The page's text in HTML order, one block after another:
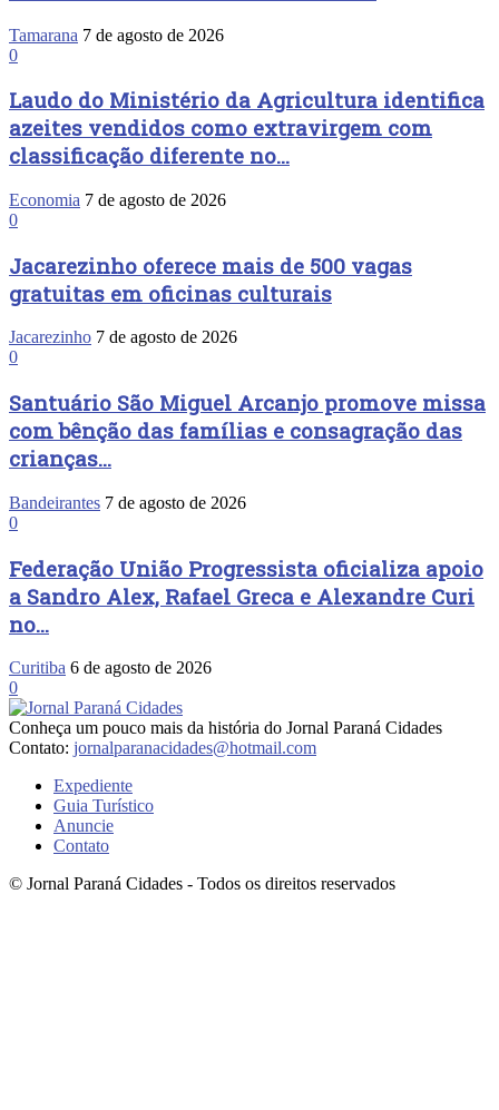
Tamarana 7 de agosto de 2026
0
Laudo do Ministério da Agricultura identifica
azeites vendidos como extravirgem com
classificação diferente no...
Economia 7 de agosto de 2026
0
Jacarezinho oferece mais de 500 vagas
gratuitas em oficinas culturais
Jacarezinho 7 de agosto de 2026
0
Santuário São Miguel Arcanjo promove missa
com bênção das famílias e consagração das
crianças...
Bandeirantes 7 de agosto de 2026
0
Federação União Progressista oficializa apoio
a Sandro Alex, Rafael Greca e Alexandre Curi
no...
Curitiba 6 de agosto de 2026
0
Conheça um pouco mais da história do Jornal Paraná Cidades
Contato: jornalparanacidades@hotmail.com
Expediente
Guia Turístico
Anuncie
Contato
© Jornal Paraná Cidades - Todos os direitos reservados